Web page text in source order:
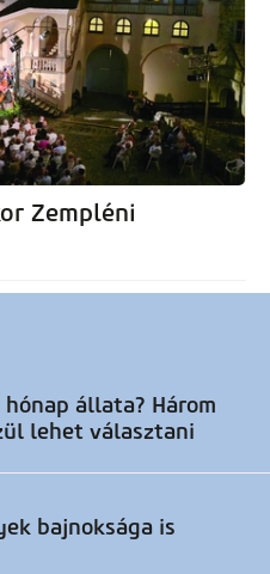
Zempléni
állata? Három
lehet választani
bajnoksága is